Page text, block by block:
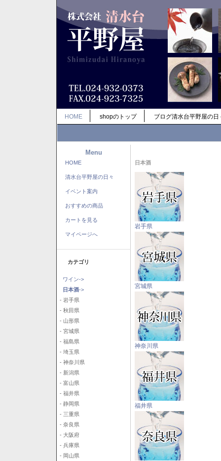
HOME shopのトップ ブログ清水台平野屋の日
Menu
HOME
清水台平野屋の日々
イベント案内
おすすめの商品
カートを見る
マイページへ
カテゴリ
ワイン->
日本酒->
- 岩手県
- 秋田県
- 山形県
- 宮城県
- 福島県
- 埼玉県
- 神奈川県
- 新潟県
- 富山県
- 福井県
- 静岡県
- 三重県
- 奈良県
- 大阪府
- 兵庫県
- 岡山県
日本酒
岩手県
宮城県
神奈川県
福井県